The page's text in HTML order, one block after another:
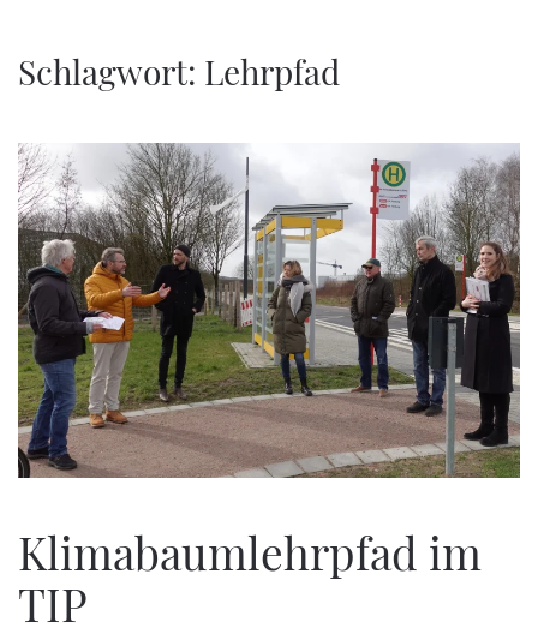
Zum Hauptinhalt springen
Schlagwort: Lehrpfad
Klimabaumlehrpfad im
TIP